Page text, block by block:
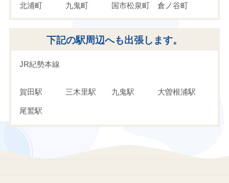
北浦町 九鬼町 国市松泉町 倉ノ谷町
坂場町 座ノ下町 新田町
末広町
馬越町
南浦
下記の駅周辺へも出張します。
JR紀勢本線
賀田駅 三木里駅 九鬼駅 大曽根浦駅
尾鷲駅